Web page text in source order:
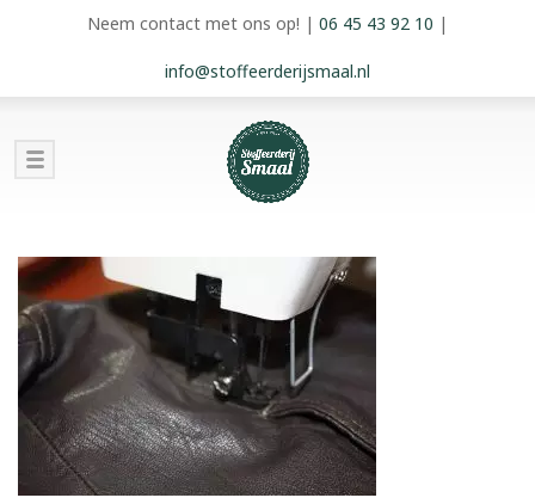
Neem contact met ons op! | 06 45 43 92 10 |
info@stoffeerderijsmaal.nl